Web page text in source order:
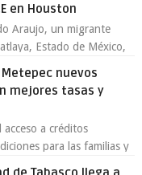
en Houston
Araujo, un migrante
Estado de México,
nuevos
mejores tasas y
acceso a créditos
para las familias y